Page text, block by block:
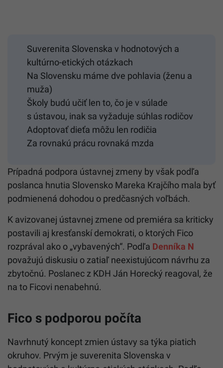
Suverenita Slovenska v hodnotových a
kultúrno-etických otázkach
Na Slovensku máme dve pohlavia (ženu a
muža)
Školy budú učiť len to, čo je v súlade
s ústavou, inak sa vyžaduje súhlas rodičov
Adoptovať dieťa môžu len rodičia
Za rovnakú prácu rovnaká mzda
Prípadná podpora ústavnej zmeny by však podľa
poslanca hnutia Slovensko Mareka Krajčího mala byť
podmienená dohodou o predčasných voľbách.
K avizovanej ústavnej zmene od premiéra sa kriticky
postavili aj kresťanskí demokrati, o ktorých Fico
rozprával ako o „vybavených“. Podľa Denníka N
považujú diskusiu o zatiaľ neexistujúcom návrhu za
zbytočnú. Poslanec z KDH Ján Horecký reagoval, že
na to Ficovi nenabehnú.
Fico s podporou počíta
Navrhnutý koncept zmien ústavy sa týka piatich
okruhov. Prvým je suverenita Slovenska v